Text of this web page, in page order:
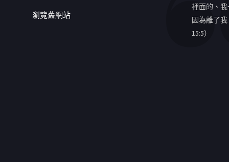
瀏覽舊網站
裡面的、我
因為離了
15:5）